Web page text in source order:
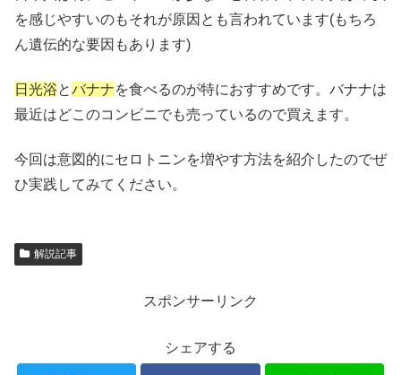
を感じやすいのもそれが原因とも言われています(もちろ
ん遺伝的な要因もあります)
日光浴とバナナを食べるのが特におすすめです。バナナは
最近はどこのコンビニでも売っているので買えます。
今回は意図的にセロトニンを増やす方法を紹介したのでぜ
ひ実践してみてください。
解説記事
スポンサーリンク
シェアする